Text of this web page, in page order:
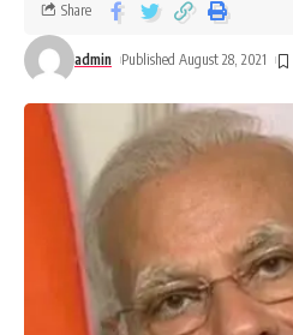
admin Published August 28, 2021
Share